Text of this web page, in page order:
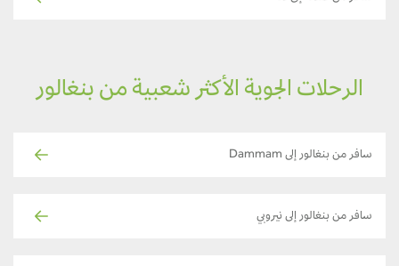
الرحلات الجوية الأكثر شعبية من بنغالور
سافر من بنغالور إلى Dammam
سافر من بنغالور إلى نيروبي